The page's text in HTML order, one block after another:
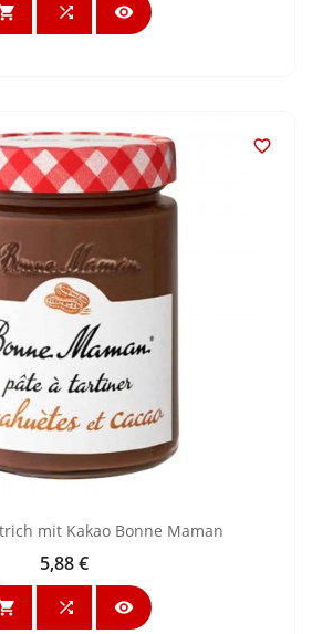
 

mit Kakao Bonne Maman
Preis
5,88 €
 